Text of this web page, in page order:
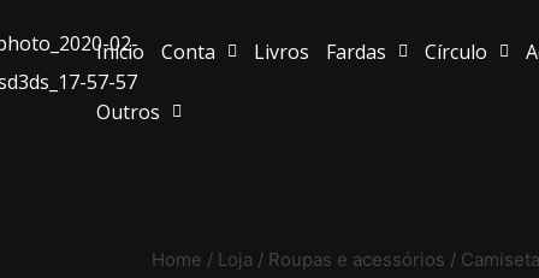
Início Conta Livros Fardas Círculo
Outros
Home / Loja / Roupas e acessórios /